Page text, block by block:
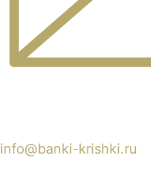
info@banki-krishki.ru